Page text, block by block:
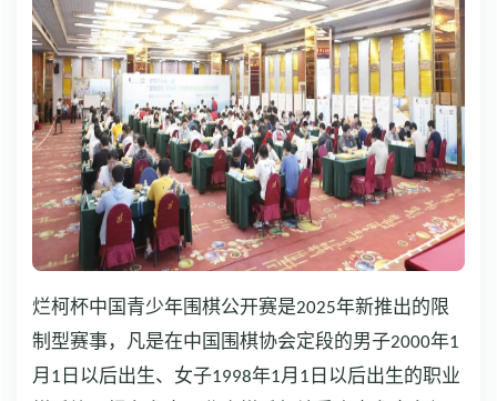
烂柯杯中国青少年围棋公开赛是2025年新推出的限
制型赛事，凡是在中国围棋协会定段的男子2000年1
月1日以后出生、女子1998年1月1日以后出生的职业